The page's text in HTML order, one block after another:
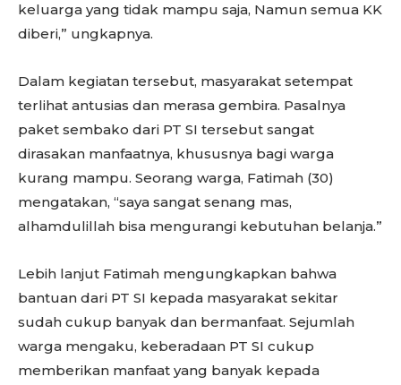
keluarga yang tidak mampu saja, Namun semua KK
diberi,” ungkapnya.
Dalam kegiatan tersebut, masyarakat setempat
terlihat antusias dan merasa gembira. Pasalnya
paket sembako dari PT SI tersebut sangat
dirasakan manfaatnya, khususnya bagi warga
kurang mampu. Seorang warga, Fatimah (30)
mengatakan, “saya sangat senang mas,
alhamdulillah bisa mengurangi kebutuhan belanja.”
Lebih lanjut Fatimah mengungkapkan bahwa
bantuan dari PT SI kepada masyarakat sekitar
sudah cukup banyak dan bermanfaat. Sejumlah
warga mengaku, keberadaan PT SI cukup
memberikan manfaat yang banyak kepada